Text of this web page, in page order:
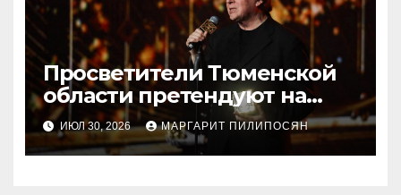
Просветители Тюменской
области претендуют на
награду Знание.Премия
ИЮЛ 30, 2026 МАРГАРИТ ПИЛИПОСЯН